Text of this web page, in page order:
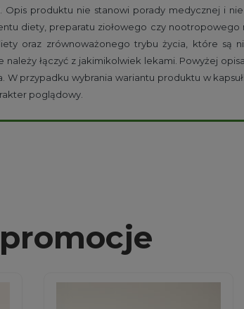
Opis produktu nie stanowi porady medycznej i
diety, preparatu ziołowego czy
oraz zrównoważonego trybu życia, które
należy łączyć z jakimikolwiek lekami. Powyżej
W przypadku wybrania wariantu produktu w
poglądowy.